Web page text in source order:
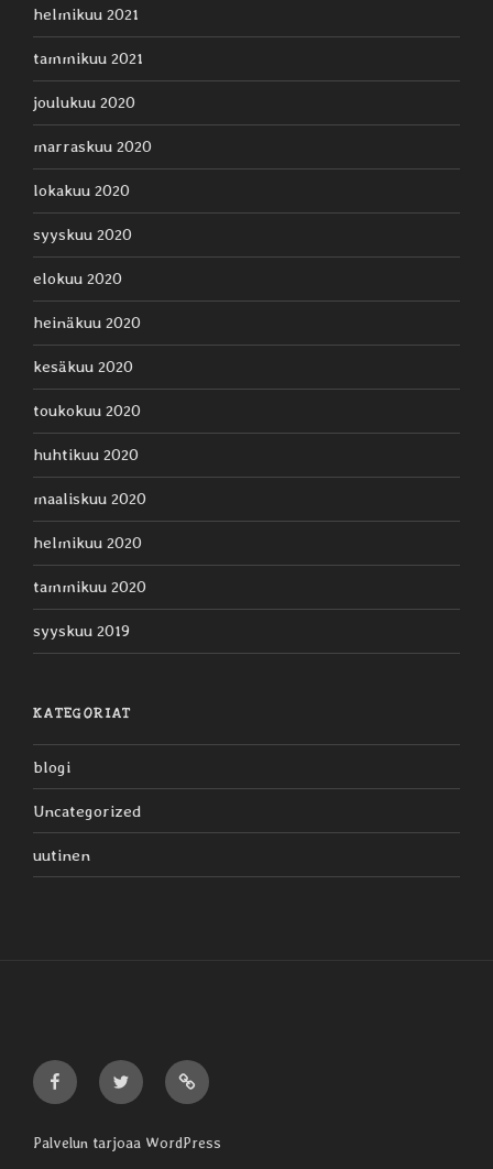
helmikuu 2021
tammikuu 2021
joulukuu 2020
marraskuu 2020
lokakuu 2020
syyskuu 2020
elokuu 2020
heinäkuu 2020
kesäkuu 2020
toukokuu 2020
huhtikuu 2020
maaliskuu 2020
helmikuu 2020
tammikuu 2020
syyskuu 2019
KATEGORIAT
blogi
Uncategorized
uutinen
Liljaiset
Facebookissa
Liljaiset
Twitterissä
Liljaiset
Discogsissa
Palvelun tarjoaa WordPress